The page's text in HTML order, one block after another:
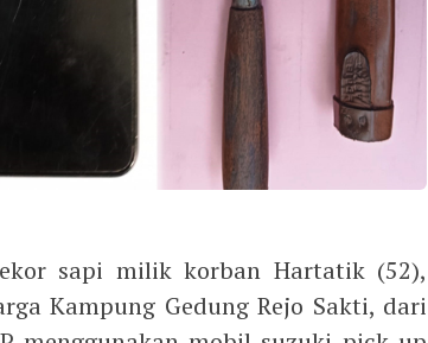
sapi milik korban Hartatik (52),
Kampung Gedung Rejo Sakti, dari